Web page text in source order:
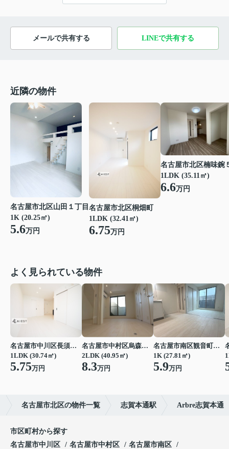
メールで共有する LINEで共有する
近隣の物件
名古屋市北区山田１丁目
1K (20.25㎡)
5.6万円
名古屋市北区桐畑町
1LDK (32.41㎡)
6.75万円
名古屋市北区楠味鋺
1LDK (35.11㎡)
6.6万円
よく見られている物件
名古屋市中川区長須賀３丁目
1LDK (30.74㎡)
5.75万円
名古屋市中村区烏森町４丁目
2LDK (40.95㎡)
8.3万円
名古屋市南区観音町５丁目
1K (27.81㎡)
5.9万円
名古屋市北区の物件一覧 志賀本通駅 Arbre志賀本通
市区町村から探す
名古屋市中川区
名古屋市中村区
名古屋市南区